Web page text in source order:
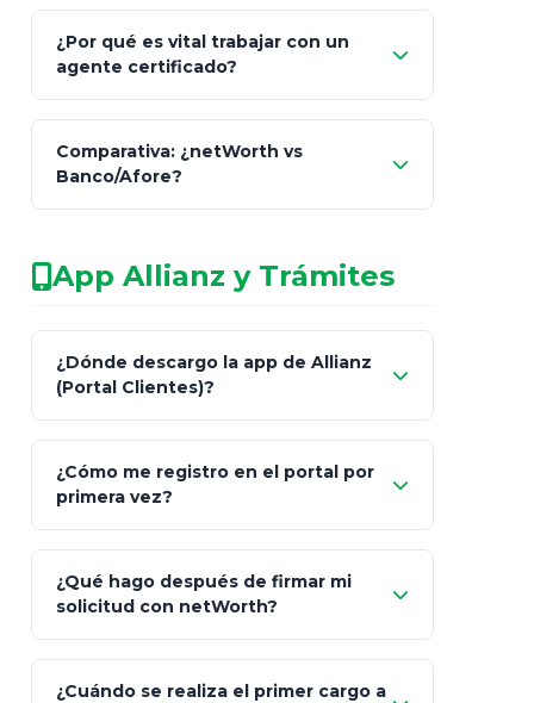
Seguros y Fianzas (CNSF)
netWorth
patrimonio con asesores informales en
redes sociales.
¿Por qué es vital trabajar con un
agente certificado?
consultor técnico
legalmente facultado
Comparativa: ¿netWorth vs
Banco/Afore?
Característica netWorth (Certificado)
Fiscalidad Estrategia Art. 151 / 93
App Allianz y Trámites
¿Dónde descargo la app de Allianz
(Portal Clientes)?
Client"
App Store (iOS) Google Play
¿Cómo me registro en el portal por
primera vez?
Bienvenida
"¿Aún no tienes cuenta?
Regístrate"
¿Qué hago después de firmar mi
solicitud con netWorth?
¿Cuándo se realiza el primer cargo a